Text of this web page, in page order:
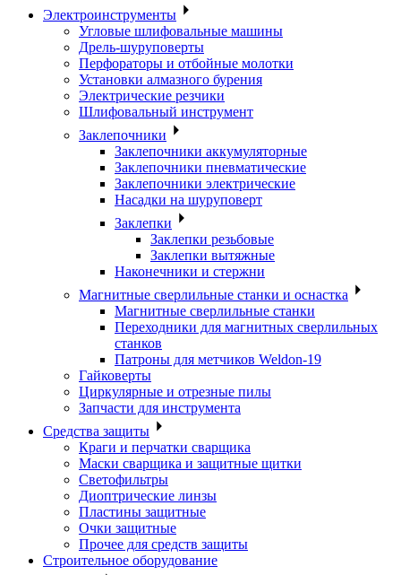
Электроинструменты
Угловые шлифовальные машины
Дрель-шуруповерты
Перфораторы и отбойные молотки
Установки алмазного бурения
Электрические резчики
Шлифовальный инструмент
Заклепочники
Заклепочники аккумуляторные
Заклепочники пневматические
Заклепочники электрические
Насадки на шуруповерт
Заклепки
Заклепки резьбовые
Заклепки вытяжные
Наконечники и стержни
Магнитные сверлильные станки и оснастка
Магнитные сверлильные станки
Переходники для магнитных сверлильных
станков
Патроны для метчиков Weldon-19
Гайковерты
Циркулярные и отрезные пилы
Запчасти для инструмента
Средства защиты
Краги и перчатки сварщика
Маски сварщика и защитные щитки
Светофильтры
Диоптрические линзы
Пластины защитные
Очки защитные
Прочее для средств защиты
Строительное оборудование